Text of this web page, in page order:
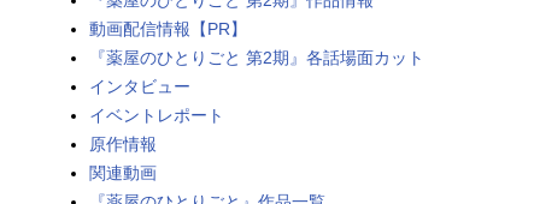
男性声優/女性声優一覧
動画配信情報【PR】
『薬屋のひとりごと 第2期』各話場面カット
インタビュー
イベントレポート
原作情報
関連動画